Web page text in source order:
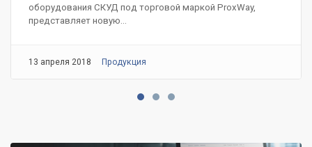
оборудования СКУД под торговой маркой ProxWay,
представляет новую...
13 апреля 2018 Продукция